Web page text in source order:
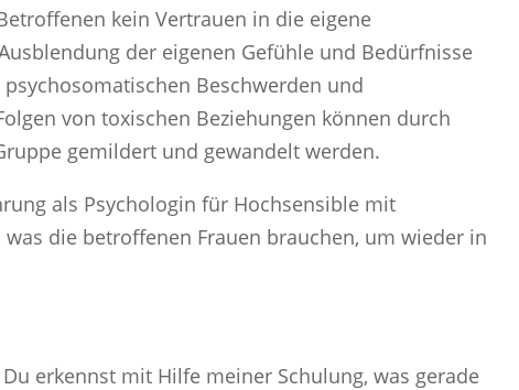
kein Vertrauen in die eigene
der eigenen Gefühle und Bedürfnisse
Beschwerden und
von toxischen Beziehungen können durch
gemildert und gewandelt werden.
als Psychologin für Hochsensible mit
die betroffenen Frauen brauchen, um wieder in
Du erkennst mit Hilfe meiner Schulung, was gerade